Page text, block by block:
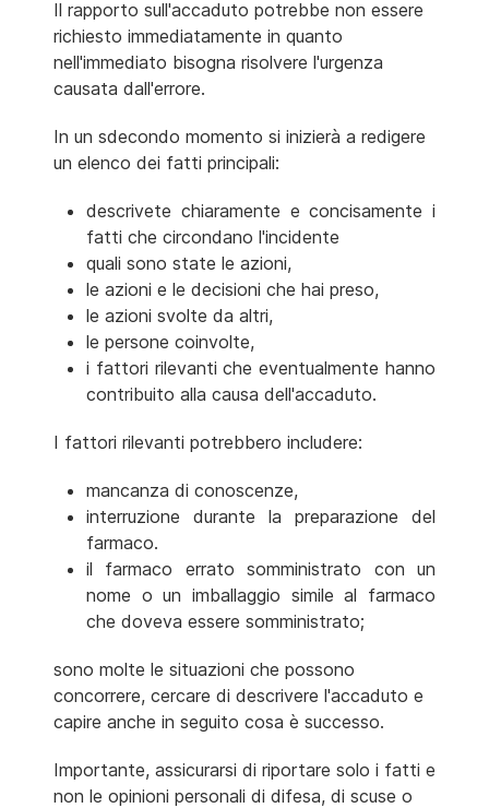
Il rapporto sull'accaduto potrebbe non essere
richiesto immediatamente in quanto
nell'immediato bisogna risolvere l'urgenza
causata dall'errore.
In un sdecondo momento si inizierà a redigere
un elenco dei fatti principali:
descrivete chiaramente e concisamente i
fatti che circondano l'incidente
quali sono state le azioni,
le azioni e le decisioni che hai preso,
le azioni svolte da altri,
le persone coinvolte,
i fattori rilevanti che eventualmente hanno
contribuito alla causa dell'accaduto.
I fattori rilevanti potrebbero includere:
mancanza di conoscenze,
interruzione durante la preparazione del
farmaco.
il farmaco errato somministrato con un
nome o un imballaggio simile al farmaco
che doveva essere somministrato;
sono molte le situazioni che possono
concorrere, cercare di descrivere l'accaduto e
capire anche in seguito cosa è successo.
Importante, assicurarsi di riportare solo i fatti e
non le opinioni personali di difesa, di scuse o